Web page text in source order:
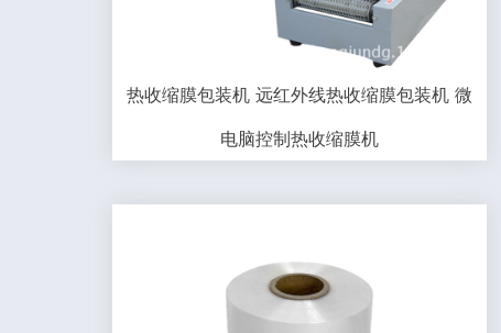
热收缩膜包装机 远红外线热收缩膜包装机 微
电脑控制热收缩膜机